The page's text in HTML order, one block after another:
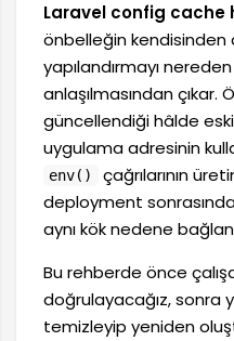
Laravel config cache
önbelleğin kendisinden
yapılandırmayı
anlaşılmasından çıkar.
güncellendiği hâlde
uygulama adresinin
env() çağrılarının
deployment
aynı kök nedene
Bu rehberde önce
doğrulayacağız, sonra
temizleyip yeniden